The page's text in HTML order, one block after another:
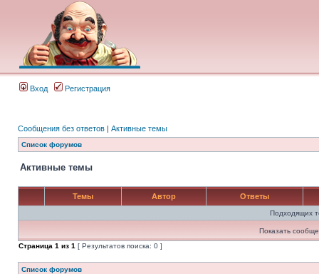
Вход Регистрация
Сообщения без ответов | Активные темы
Список форумов
Активные темы
Темы Автор Ответы
Подходящих
Показать
Страница 1 из 1 [ Результатов поиска: 0 ]
Список форумов